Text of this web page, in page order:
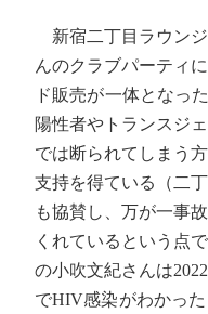
新宿二丁目ラウン
んのクラブパーティ
ド販売が一体となっ
陽性者やトランスジ
では断られてしまう
支持を得ている（二
も協賛し、万が一事
くれているという点
の小吹文紀さんは
でHIV感染がわかっ